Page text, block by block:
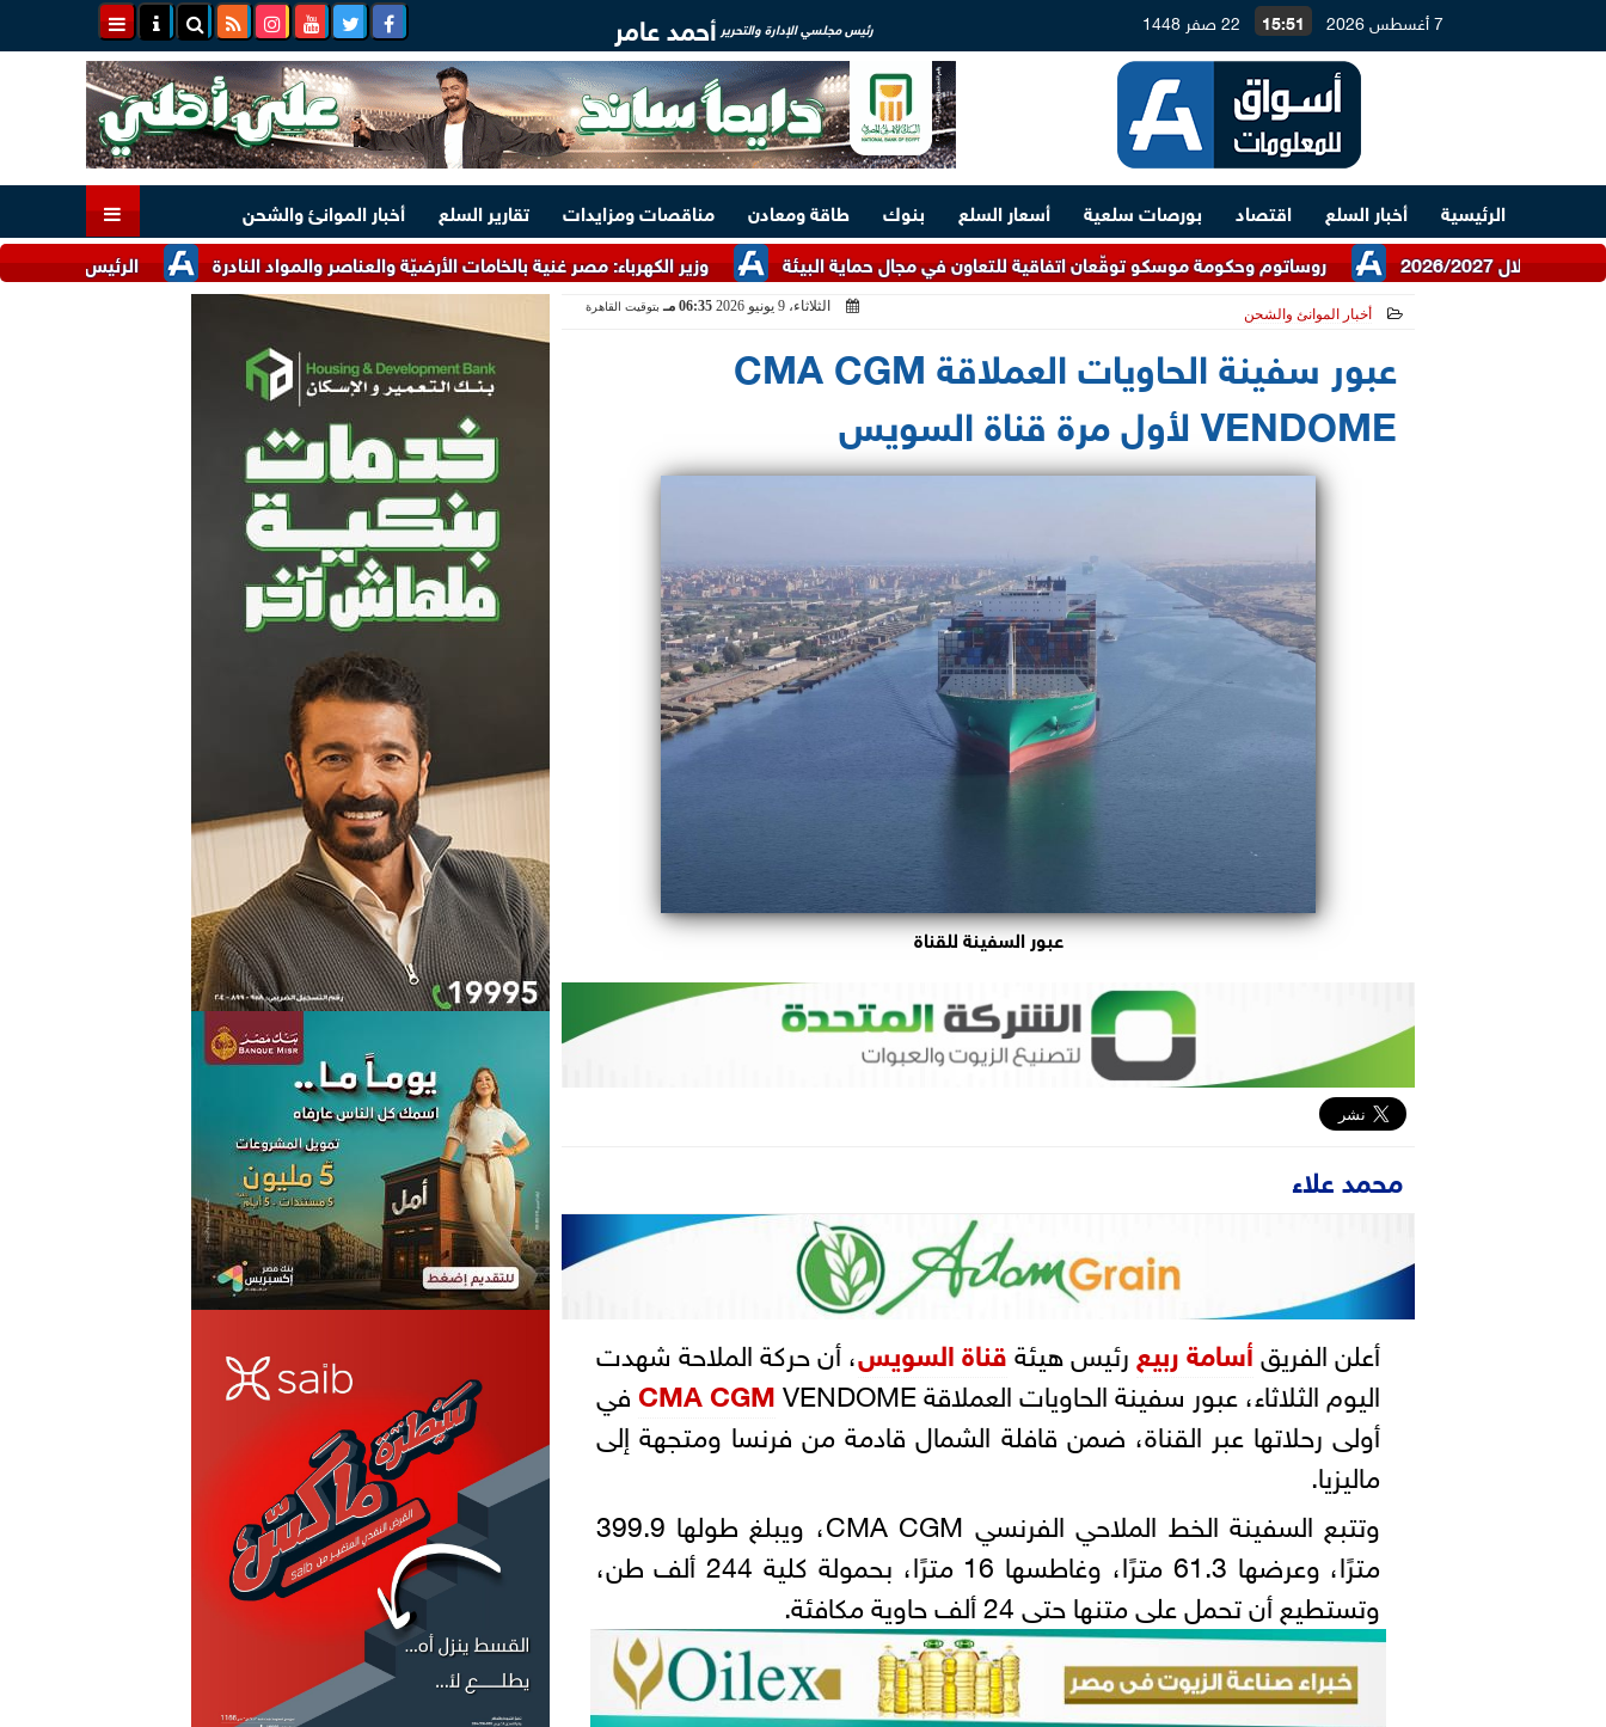
7 أغسطس 2026 15:51 22 صفر 1448 رئيس مجلسي الإدارة والتحرير أحمد عامر
الرئيسية أخبار السلع اقتصاد بورصات سلعية أسعار السلع بنوك طاقة ومعادن مناقصات ومزايدات تقارير السلع
أخبار الموانئ والشحن
الرئيس السيسي وملك البحرين
وزير الكهرباء: مصر غنية بالخامات الأرضيّة والعناصر والمواد النادرة روساتوم وحكومة موسكو توقّعان اتفاقية للتعاون في مجال حماية البيئة
أخبار الموانئ والشحن الثلاثاء، 9 يونيو 2026 06:35 مـ بتوقيت القاهرة
عبور سفينة الحاويات العملاقة CMA CGM
VENDOME لأول مرة قناة السويس
عبور السفينة للقناة
محمد علاء
أعلن الفريقأسامة ربيعرئيس هيئةقناة السويس، أن حركة الملاحة شهدت
اليوم الثلاثاء، عبور سفينة الحاويات العملاقة
CMA CGMVENDOME في
أولى رحلاتها عبر القناة، ضمن قافلة الشمال قادمة من فرنسا ومتجهة إلى
ماليزيا.
وتتبع السفينة الخط الملاحي الفرنسي CMA CGM، ويبلغ طولها 399.9
مترًا، وعرضها 61.3 مترًا، وغاطسها 16 مترًا، بحمولة كلية 244 ألف طن،
وتستطيع أن تحمل على متنها حتى 24 ألف حاوية مكافئة.